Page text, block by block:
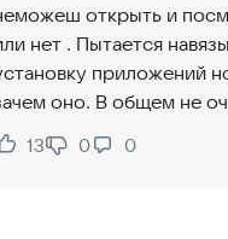
от шпионских
безопасности
ПО
открыть и
нет . Пытается
приложений
оно. В общем не
13
Не нравится:
0 0